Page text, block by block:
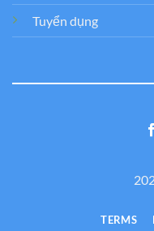
Tuyển dụng
TERMS